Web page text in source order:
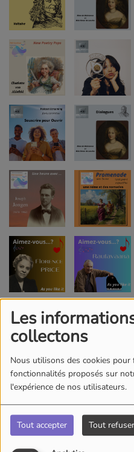
Les
collectons
Nous utilisons des cookies
fonctionnalités proposés sur
l'expérience de nos utilisateurs.
Tout accepter Tout refuser